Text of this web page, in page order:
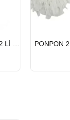
GÖNDERİ